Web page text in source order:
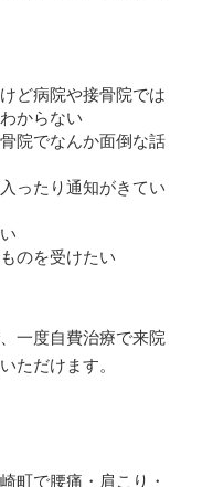
ど病院や接骨院では
からない
院でなんか面倒な話
ったり通知がきてい
のを受けたい
一度自費治療で来院
ただけます。
町で腰痛・肩こり・